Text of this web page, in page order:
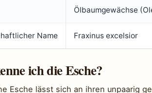
Ölbaumgewächse
Name Fraxinus excelsior
ich die Esche?
Esche lässt sich an ihren unpaarig